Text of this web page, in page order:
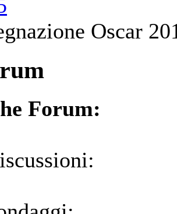
Oscar
Forum: